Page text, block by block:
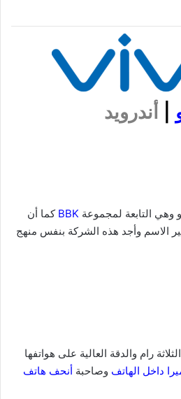
أندرويد
وهي التابعة لمجموعة BBK كما أن
الاسم وأجد هذه الشركة بنفس منهج
رام والدقة العالية على هواتفها
داخل الهاتف وصاحبة أنحف هاتف